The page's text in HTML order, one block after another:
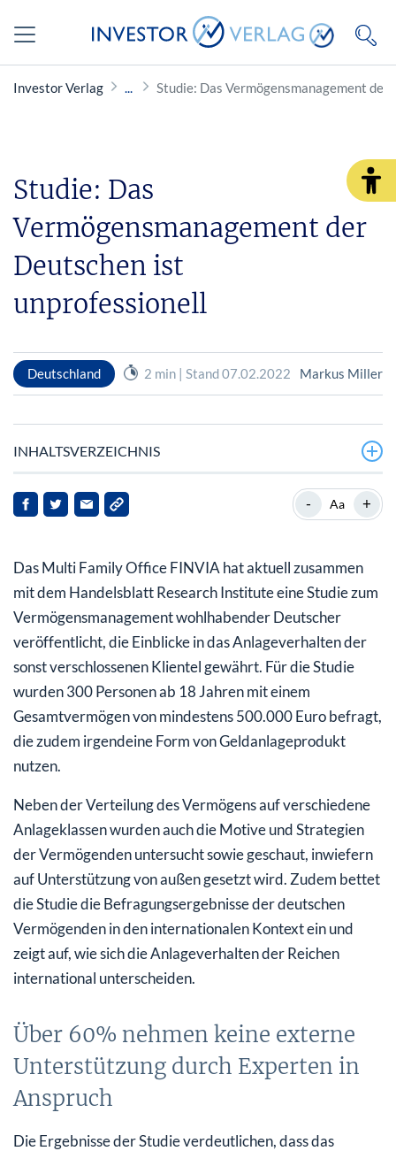
Investor Verlag Studie: Das Vermögensmanagement
Studie: Das
Vermögensmanagement der
Deutschen ist
unprofessionell
Deutschland 2 min | Stand 07.02.2022 Markus Miller
INHALTSVERZEICHNIS
Über 60% nehmen keine externe Unterstützung durch
Experten in Anspruch
- Aa +
Das Multi Family Office FINVIA hat aktuell zusammen
mit dem Handelsblatt Research Institute eine Studie zum
Vermögensmanagement wohlhabender Deutscher
veröffentlicht, die Einblicke in das Anlageverhalten der
sonst verschlossenen Klientel gewährt. Für die Studie
wurden 300 Personen ab 18 Jahren mit einem
Gesamtvermögen von mindestens 500.000 Euro befragt,
die zudem irgendeine Form von Geldanlageprodukt
nutzen.
Neben der Verteilung des Vermögens auf verschiedene
Anlageklassen wurden auch die Motive und Strategien
der Vermögenden untersucht sowie geschaut, inwiefern
auf Unterstützung von außen gesetzt wird. Zudem bettet
die Studie die Befragungsergebnisse der deutschen
Vermögenden in den internationalen Kontext ein und
zeigt auf, wie sich die Anlageverhalten der Reichen
international unterscheiden.
Über 60% nehmen keine externe
Unterstützung durch Experten in
Anspruch
Die Ergebnisse der Studie verdeutlichen, dass das